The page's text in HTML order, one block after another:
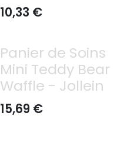
10,33 €
Panier de Soins
Mini Teddy Bear
Waffle - Jollein
15,69 €